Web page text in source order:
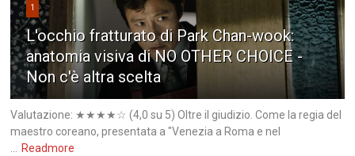
1
L'occhio fratturato di Park Chan-wook:
anatomia visiva di NO OTHER CHOICE -
Non c'è altra scelta
Valutazione: ★★★★☆ (4,0 su 5) Oltre il giudizio. Come la regia del
maestro coreano, presentata a "Venezia a Roma e nel
Readmore